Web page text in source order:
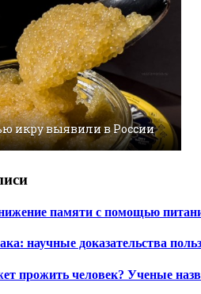
икру выявили в России
памяти с помощью
научные доказательства
прожить человек? Ученые